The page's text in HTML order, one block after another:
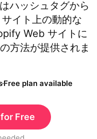
ハッシュタグから
イト上の動的な
Web サイトに
方法が提供されま
Free plan available
Free